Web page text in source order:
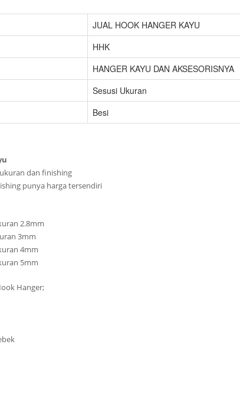
JUAL HOOK HANGER KAYU
HHK
HANGER KAYU DAN AKSESORISNYA
Sesusi Ukuran
Besi
dan finishing
punya harga tersendiri
2.8mm
3mm
4mm
5mm
Hanger;